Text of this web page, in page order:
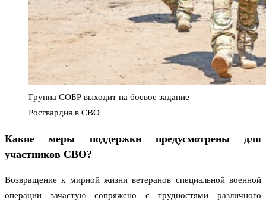
Группа СОБР выходит на боевое задание –
Росгвардия в СВО
Какие меры поддержки предусмотрены для
участников СВО?
Возвращение к мирной жизни ветеранов специальной военной
операции зачастую сопряжено с трудностями различного